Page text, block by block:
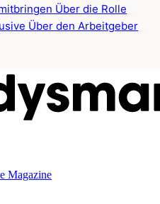
Über die Rolle
Über den Arbeitgeber
Magazine